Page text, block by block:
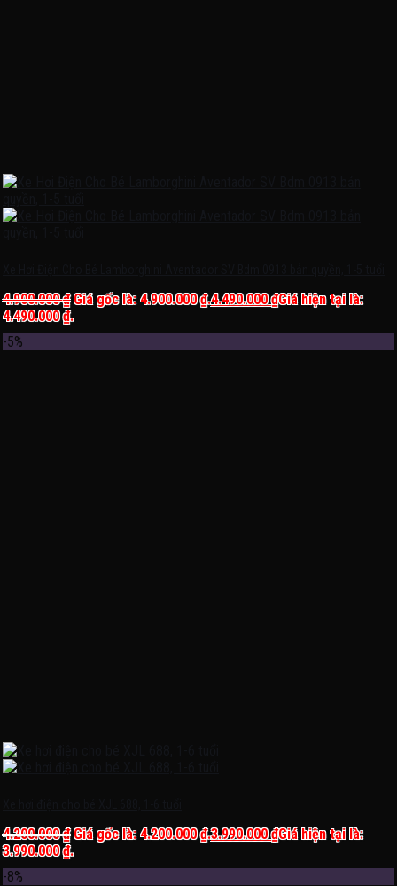
4.900.000₫ Giá gốc là: 4.900.000 ₫.4.490.000₫Giá hiện tại là:
4.490.000 ₫.
-5%
4.200.000₫ Giá gốc là: 4.200.000 ₫.3.990.000₫Giá hiện tại là:
3.990.000 ₫.
-8%